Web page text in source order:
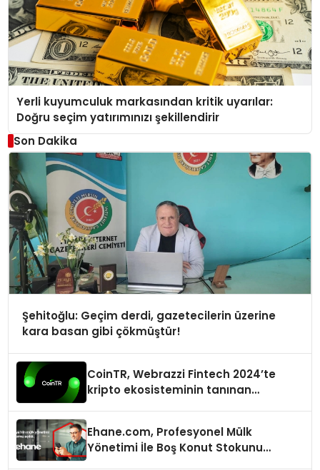
Yerli kuyumculuk markasından kritik uyarılar:
Doğru seçim yatırımınızı şekillendirir
Son Dakika
Şehitoğlu: Geçim derdi, gazetecilerin üzerine
kara basan gibi çökmüştür!
CoinTR, Webrazzi Fintech 2024’te
kripto ekosisteminin tanınan
Ehane.com, Profesyonel Mülk
Yönetimi İle Boş Konut Stokunu